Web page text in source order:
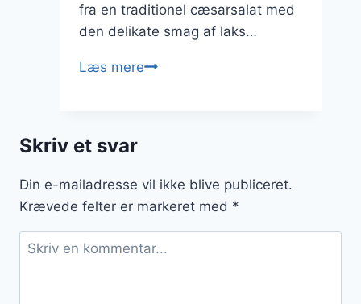
fra en traditionel cæsarsalat med
den delikate smag af laks…
Læs mereCæsarsalad
Skriv et svar
Din e-mailadresse vil ikke blive publiceret.
Krævede felter er markeret med *